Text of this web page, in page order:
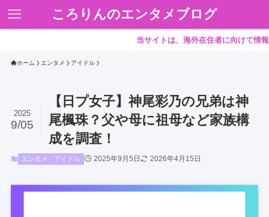
ころりんのエンタメブログ
当サイトは、海外在住者に向けて情報を発信
ホーム エンタメ アイドル
【日プ女子】神尾彩乃の兄弟は神
尾楓珠？父や母に祖母など家族構
成を調査！
2025
9/05
エンタメ アイドル 2025年9月5日 2026年4月15日